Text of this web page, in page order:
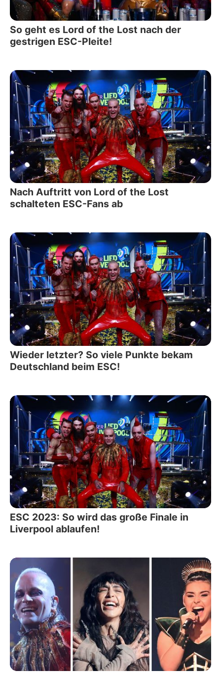
So geht es Lord of the Lost nach der
gestrigen ESC-Pleite!
Nach Auftritt von Lord of the Lost
schalteten ESC-Fans ab
Wieder letzter? So viele Punkte bekam
Deutschland beim ESC!
ESC 2023: So wird das große Finale in
Liverpool ablaufen!